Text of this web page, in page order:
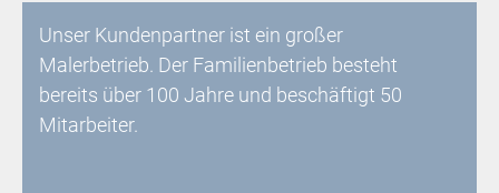
Unser Kundenpartner ist ein großer
Malerbetrieb. Der Familienbetrieb besteht
bereits über 100 Jahre und beschäftigt 50
Mitarbeiter.